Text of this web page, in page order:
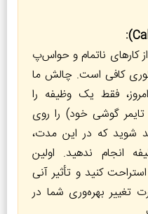
کارهای ناتمام و حواس‌پ
کافی است. چالش ما
فقط یک وظیفه را
گوشی خود) را روی
شوید که در این مدت،
انجام ندهید. اولین
کنید و تأثیر آنی
تغییر بهره‌وری شما در